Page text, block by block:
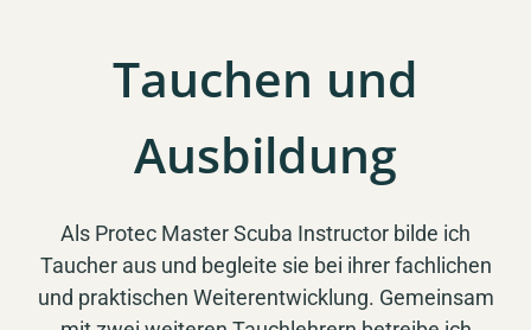
Tauchen und
Ausbildung
Als Protec Master Scuba Instructor bilde ich
Taucher aus und begleite sie bei ihrer fachlichen
und praktischen Weiterentwicklung. Gemeinsam